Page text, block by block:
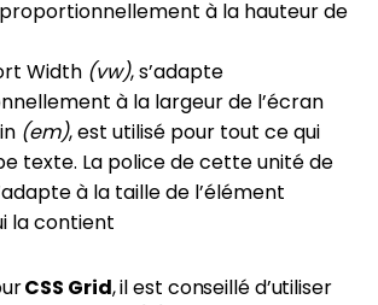
à la hauteur de
Width (vw), s’adapte
à la largeur de l’écran
(em), est utilisé pour tout ce qui
texte. La police de cette unité de
à la taille de l’élément
la contient
CSS Grid, il est conseillé d’utiliser